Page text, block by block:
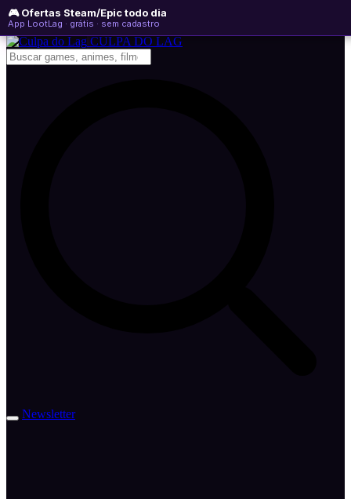
🎮 Ofertas Steam/Epic todo dia
App LootLag · grátis · sem cadastro
quinta-feira, 06 de agosto de 2026
Newsletter
CULPA DO LAG
Newsletter